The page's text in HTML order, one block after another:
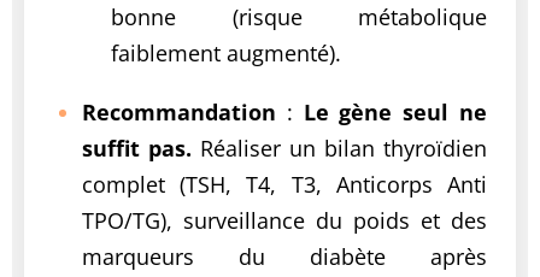
bonne (risque métabolique
faiblement augmenté).
Recommandation : Le gène seul ne
suffit pas. Réaliser un bilan thyroïdien
complet (TSH, T4, T3, Anticorps Anti
TPO/TG), surveillance du poids et des
marqueurs du diabète après